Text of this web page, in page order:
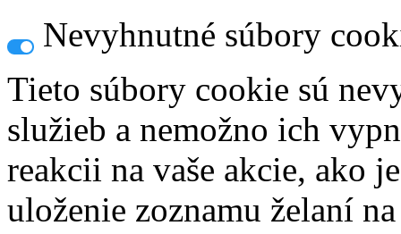
Nevyhnutné súbory
Tieto súbory cookie sú
služieb a nemožno ich
reakcii na vaše akcie, ako
uloženie zoznamu želaní